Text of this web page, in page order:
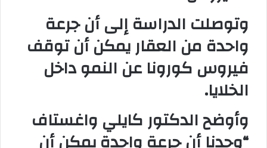
وتوصلت الدراسة إلى أن جرعة
واحدة من العقار يمكن أن توقف
فيروس كورونا عن النمو داخل
الخلايا.
وأوضح الدكتور كايلي واغستاف